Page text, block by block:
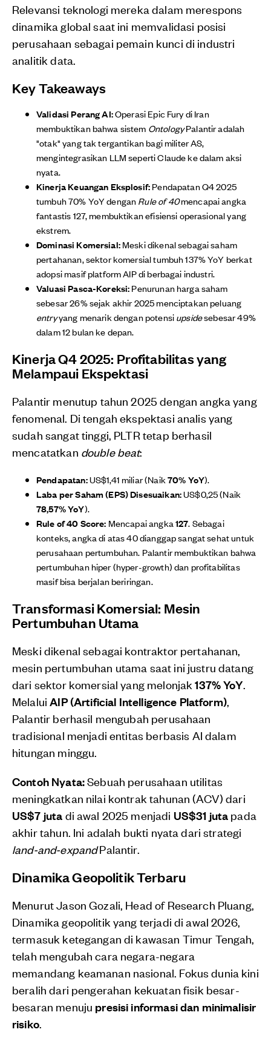
Relevansi teknologi mereka dalam merespons
dinamika global saat ini memvalidasi posisi
perusahaan sebagai pemain kunci di industri
analitik data.
Key Takeaways
Validasi Perang AI:Operasi Epic Fury di Iran
membuktikan bahwa sistem OntologyPalantir adalah
"otak" yang tak tergantikan bagi militer AS,
mengintegrasikan LLM seperti Claude ke dalam aksi
nyata.
Kinerja Keuangan Eksplosif:Pendapatan Q4 2025
tumbuh 70% YoY denganRule of 40mencapai angka
fantastis 127, membuktikan efisiensi operasional yang
ekstrem.
Dominasi Komersial:Meski dikenal sebagai saham
pertahanan, sektor komersial tumbuh 137% YoY berkat
adopsi masif platform AIP di berbagai industri.
Valuasi Pasca-Koreksi:Penurunan harga saham
sebesar 26% sejak akhir 2025 menciptakan peluang
entryyang menarik dengan potensiupsidesebesar 49%
dalam 12 bulan ke depan.
Kinerja Q4 2025: Profitabilitas yang
Melampaui Ekspektasi
Palantir menutup tahun 2025 dengan angka yang
fenomenal. Di tengah ekspektasi analis yang
sudah sangat tinggi, PLTR tetap berhasil
mencatatkan double beat:
Pendapatan:US$1,41 miliar (Naik70% YoY).
Laba per Saham (EPS) Disesuaikan:US$0,25 (Naik
78,57% YoY).
Rule of 40 Score: Mencapai angka127. Sebagai
konteks, angka di atas 40 dianggap sangat sehat untuk
perusahaan pertumbuhan. Palantir membuktikan bahwa
pertumbuhan hiper (hyper-growth) dan profitabilitas
masif bisa berjalan beriringan.
Transformasi Komersial: Mesin
Pertumbuhan Utama
Meski dikenal sebagai kontraktor pertahanan,
mesin pertumbuhan utama saat ini justru datang
dari sektor komersial yang melonjak137% YoY.
MelaluiAIP (Artificial Intelligence Platform),
Palantir berhasil mengubah perusahaan
tradisional menjadi entitas berbasis AI dalam
hitungan minggu.
Contoh Nyata:Sebuah perusahaan utilitas
meningkatkan nilai kontrak tahunan (ACV) dari
US$7 juta di awal 2025 menjadi US$31 juta pada
akhir tahun. Ini adalah bukti nyata dari strategi
land-and-expandPalantir.
Dinamika Geopolitik Terbaru
Menurut Jason Gozali, Head of Research Pluang,
Dinamika geopolitik yang terjadi di awal 2026,
termasuk ketegangan di kawasan Timur Tengah,
telah mengubah cara negara-negara
memandang keamanan nasional. Fokus dunia kini
beralih dari pengerahan kekuatan fisik besar-
besaran menuju presisi informasi dan minimalisir
risiko.